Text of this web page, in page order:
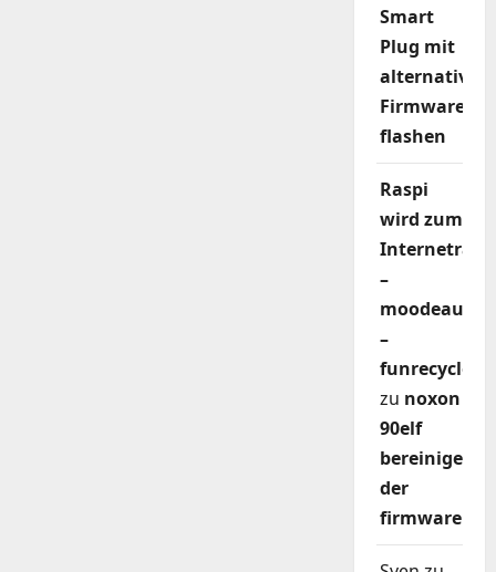
Smart
Plug mit
alternativer
Firmware
flashen
Raspi
wird zum
–
moodeaudio
–
funrecycler
zu noxon
90elf
bereinigen
der
firmware